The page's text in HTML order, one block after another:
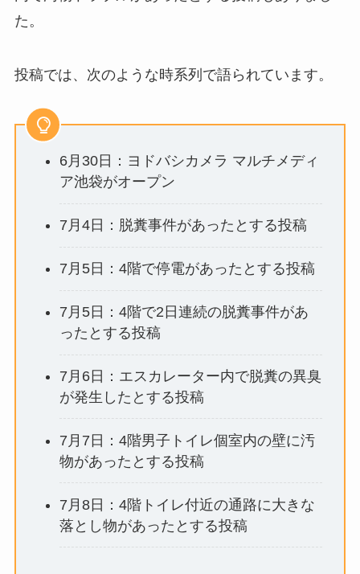
た。
投稿では、次のような時系列で語られています。
6月30日：ヨドバシカメラ マルチメディ
ア池袋がオープン
7月4日：脱糞事件があったとする投稿
7月5日：4階で停電があったとする投稿
7月5日：4階で2日連続の脱糞事件があ
ったとする投稿
7月6日：エスカレーター内で脱糞の異臭
が発生したとする投稿
7月7日：4階男子トイレ個室内の壁に汚
物があったとする投稿
7月8日：4階トイレ付近の通路に大きな
落とし物があったとする投稿